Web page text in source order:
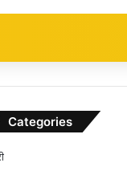
Categories